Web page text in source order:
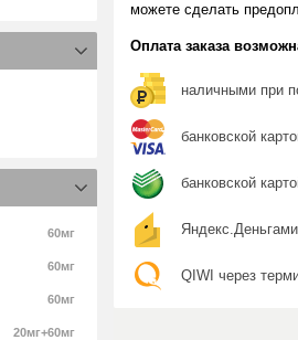
можете сделать
Оплата заказа
наличными при
банковской
банковской
QIWI через
60мг
60мг
60мг
20мг+60мг